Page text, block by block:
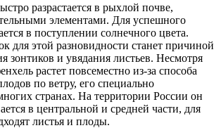
разрастается в рыхлой почве,
элементами. Для успешного
в поступлении солнечного цвета.
для этой разновидности станет причиной
зонтиков и увядания листьев. Несмотря
растет повсеместно из-за способа
по ветру, его специально
странах. На территории России он
в центральной и средней части, для
листья и плоды.